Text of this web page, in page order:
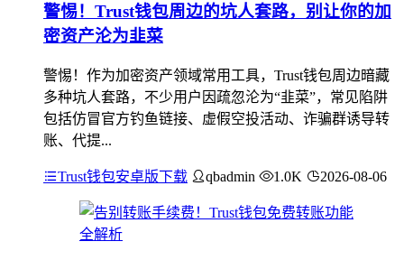
警惕！Trust钱包周边的坑人套路，别让你的加
密资产沦为韭菜
警惕！作为加密资产领域常用工具，Trust钱包周边暗藏
多种坑人套路，不少用户因疏忽沦为“韭菜”，常见陷阱
包括仿冒官方钓鱼链接、虚假空投活动、诈骗群诱导转
账、代提...
Trust钱包安卓版下载 qbadmin 1.0K 2026-08-06